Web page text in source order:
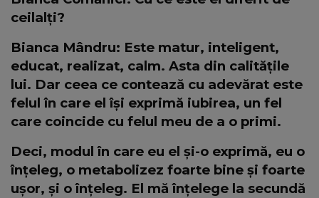
ceilalți?
Bianca Mândru: Este matur, inteligent,
educat, realizat, calm. Asta din calitățile
lui. Dar ceea ce contează cu adevărat este
felul în care el își exprimă iubirea, un fel
care coincide cu felul meu de a o primi.
Deci, modul în care eu el și-o exprimă, eu o
înțeleg, o metabolizez foarte bine și foarte
ușor, și o înțeleg. El mă înțelege la secundă